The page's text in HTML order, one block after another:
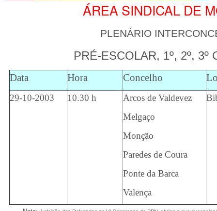
ÁREA SINDICAL DE
PLENÁRIO
PRÉ-ESCOLAR, 1º, 2º, 3º
Data Hora Concelho
29-10-2003 10.30 h
Arcos de Valdevez
Melgaço
Monção
Paredes de Coura
Ponte da Barca
Valença